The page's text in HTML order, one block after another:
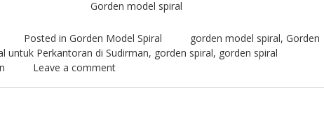
Gorden model spiral
Posted in Gorden Model Spiral gorden model spiral, Gorden
untuk Perkantoran di Sudirman, gorden spiral, gorden spiral
Leave a comment